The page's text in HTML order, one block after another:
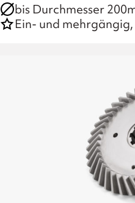
bis Durchmesser
Ein- und